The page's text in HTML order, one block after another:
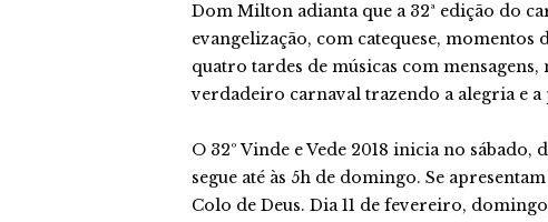
Dom Milton adianta que a 32ª edição do
evangelização, com catequese, momentos
quatro tardes de músicas com
verdadeiro carnaval trazendo a alegria e a
O 32º Vinde e Vede 2018 inicia no
segue até às 5h de domingo. Se
Colo de Deus. Dia 11 de fevereiro,